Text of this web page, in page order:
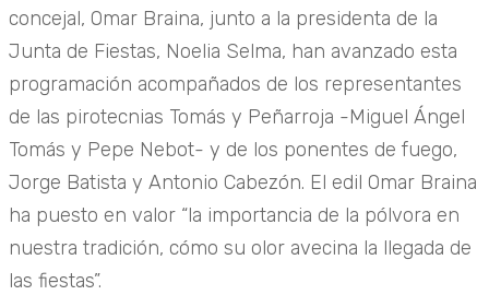
concejal, Omar Braina, junto a la presidenta de la
Junta de Fiestas, Noelia Selma, han avanzado esta
programación acompañados de los representantes
de las pirotecnias Tomás y Peñarroja -Miguel Ángel
Tomás y Pepe Nebot- y de los ponentes de fuego,
Jorge Batista y Antonio Cabezón. El edil Omar Braina
ha puesto en valor “la importancia de la pólvora en
nuestra tradición, cómo su olor avecina la llegada de
las fiestas”.